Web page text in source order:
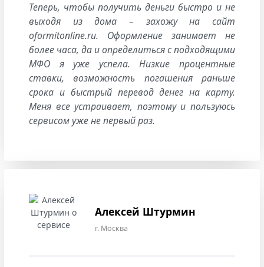
Теперь, чтобы получить деньги быстро и не
выходя из дома – захожу на сайт
oformitonline.ru. Оформление занимает не
более часа, да и определиться с подходящими
МФО я уже успела. Низкие процентные
ставки, возможность погашения раньше
срока и быстрый перевод денег на карту.
Меня все устраивает, поэтому и пользуюсь
сервисом уже не первый раз.
Алексей Штурмин
г. Москва